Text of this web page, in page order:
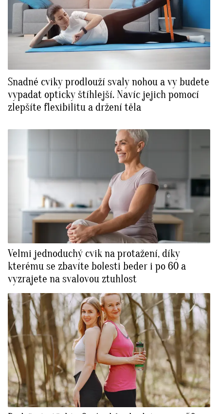
Snadné cviky prodlouží svaly nohou a vy budete
vypadat opticky štíhlejší. Navíc jejich pomocí
zlepšíte flexibilitu a držení těla
Velmi jednoduchý cvik na protažení, díky
kterému se zbavíte bolesti beder i po 60 a
vyzrajete na svalovou ztuhlost